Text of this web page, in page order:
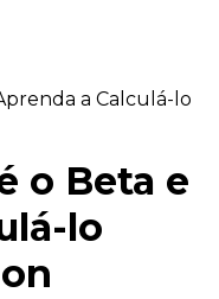
a Calculá-lo
o Beta e
lo